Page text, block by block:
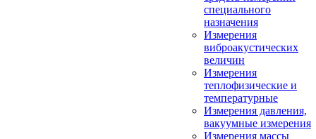
специального
назначения
Измерения
виброакустических
величин
Измерения
теплофизические и
температурные
Измерения давления,
вакуумные измерения
Измерения массы